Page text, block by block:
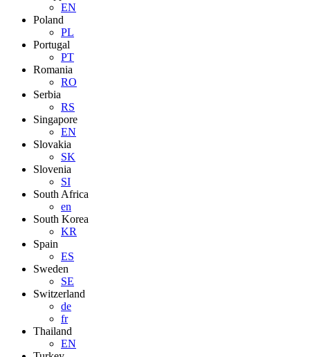
EN
Poland
PL
Portugal
PT
Romania
RO
Serbia
RS
Singapore
EN
Slovakia
SK
Slovenia
SI
South Africa
en
South Korea
KR
Spain
ES
Sweden
SE
Switzerland
de
fr
Thailand
EN